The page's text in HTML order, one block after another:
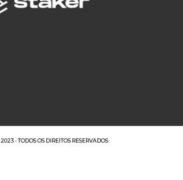
- TODOS OS DIREITOS RESERVADOS